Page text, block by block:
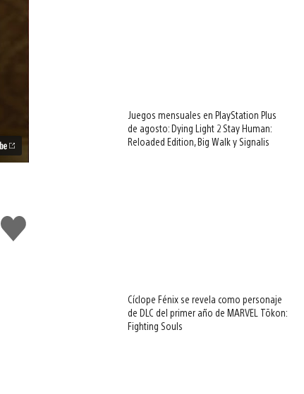
Me
gusta
Juegos mensuales en PlayStation Plus
de agosto: Dying Light 2 Stay Human:
Reloaded Edition, Big Walk y Signalis
Cíclope Fénix se revela como personaje
de DLC del primer año de MARVEL Tōkon:
Fighting Souls